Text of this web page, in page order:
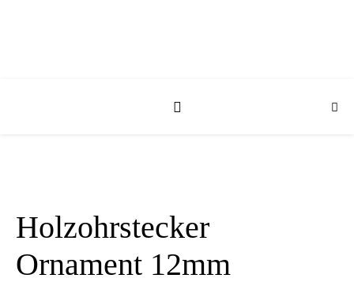
Holzohrstecker
Ornament 12mm